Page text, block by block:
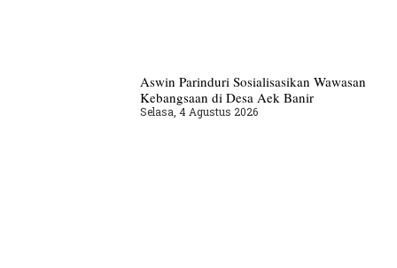
Aswin Parinduri Sosialisasikan Wawasan
Kebangsaan di Desa Aek Banir
Selasa, 4 Agustus 2026